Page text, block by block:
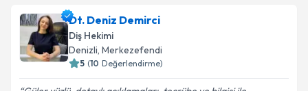
Dt. Deniz Demirci
Diş Hekimi
Denizli, Merkezefendi
5 (10 Değerlendirme)